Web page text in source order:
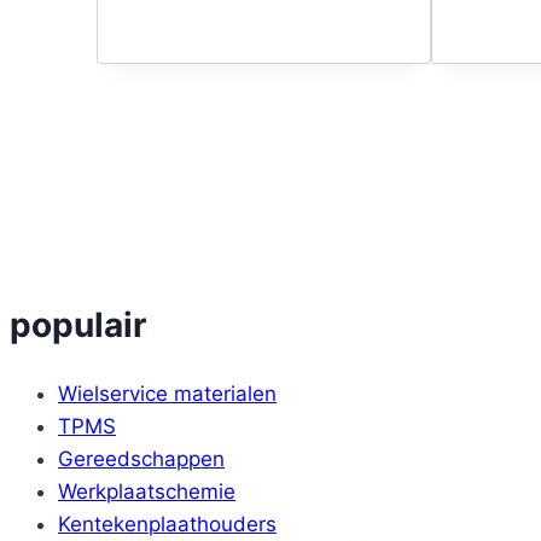
populair
Wielservice materialen
TPMS
Gereedschappen
Werkplaatschemie
Kentekenplaathouders